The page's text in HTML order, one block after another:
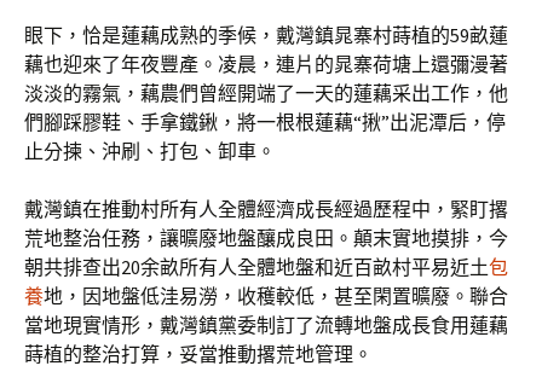
眼下，恰是蓮藕成熟的季候，戴灣鎮晁寨村蒔植的59畝蓮
藕也迎來了年夜豐產。凌晨，連片的晁寨荷塘上還彌漫著
淡淡的霧氣，藕農們曾經開端了一天的蓮藕采出工作，他
們腳踩膠鞋、手拿鐵鍬，將一根根蓮藕“揪”出泥潭后，停
止分揀、沖刷、打包、卸車。
戴灣鎮在推動村所有人全體經濟成長經過歷程中，緊盯撂
荒地整治任務，讓曠廢地盤釀成良田。顛末實地摸排，今
朝共排查出20余畝所有人全體地盤和近百畝村平易近土包
養地，因地盤低洼易澇，收穫較低，甚至閑置曠廢。聯合
當地現實情形，戴灣鎮黨委制訂了流轉地盤成長食用蓮藕
蒔植的整治打算，妥當推動撂荒地管理。